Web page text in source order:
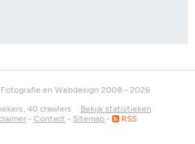
en Webdesign 2008 - 2026
40 crawlers
Bekijk statistieken
- Contact - Sitemap - RSS